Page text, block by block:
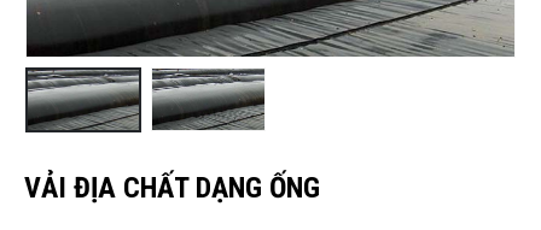
VẢI ĐỊA CHẤT DẠNG ỐNG